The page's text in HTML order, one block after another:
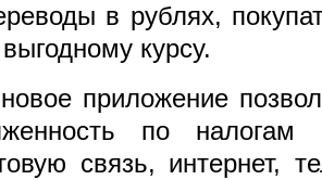
в рублях,
курсу.
приложение
по
связь, интернет,